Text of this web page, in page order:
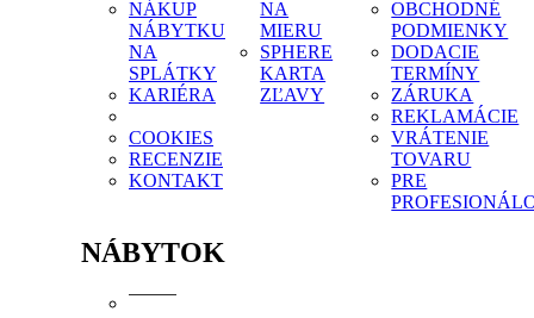
NÁKUP
NÁBYTKU
NA
SPLÁTKY
KARIÉRA
COOKIES
RECENZIE
KONTAKT
NA
MIERU
SPHERE
KARTA
ZĽAVY
OBCHODNÉ
PODMIENKY
DODACIE
TERMÍNY
ZÁRUKA
REKLAMÁCIE
VRÁTENIE
TOVARU
PRE
NÁBYTOK